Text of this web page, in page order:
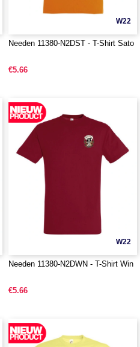
W22
Needen 11380-N2DST - T-Shirt Sato
€5.66
W22
Needen 11380-N2DWN - T-Shirt Win
€5.66